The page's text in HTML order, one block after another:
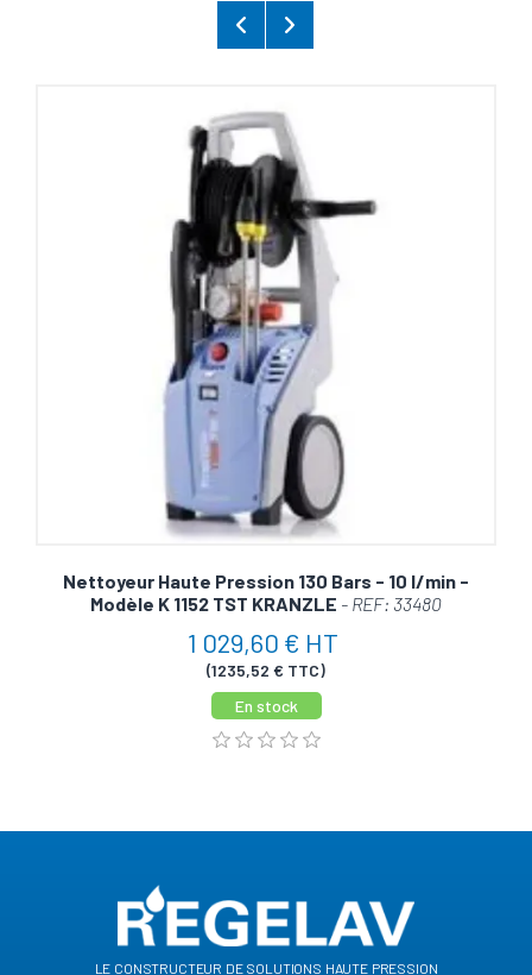
Nettoyeur Haute Pression 130 Bars - 10 l/min -
Modèle K 1152 TST KRANZLE - REF: 33480
1 029,60 € HT
(1235,52 € TTC)
En stock
le constructeur de solutions haute pression